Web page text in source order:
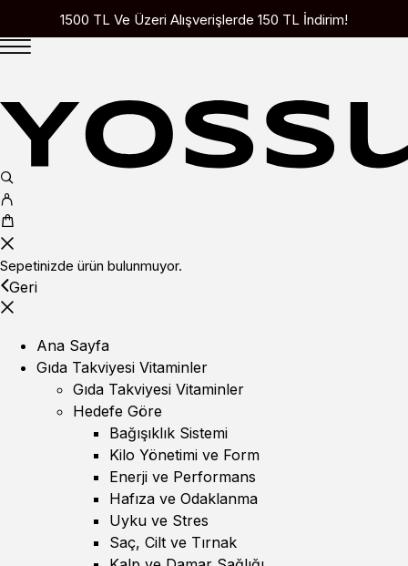
1500 TL Ve Üzeri Alışverişlerde 150 TL İndirim!
Sepetinizde ürün bulunmuyor.
Geri
Ana Sayfa
Gıda Takviyesi Vitaminler
Gıda Takviyesi Vitaminler
Hedefe Göre
Bağışıklık Sistemi
Kilo Yönetimi ve Form
Enerji ve Performans
Hafıza ve Odaklanma
Uyku ve Stres
Saç, Cilt ve Tırnak